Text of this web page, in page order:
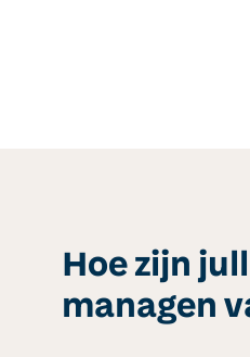
Hoe zijn
managen